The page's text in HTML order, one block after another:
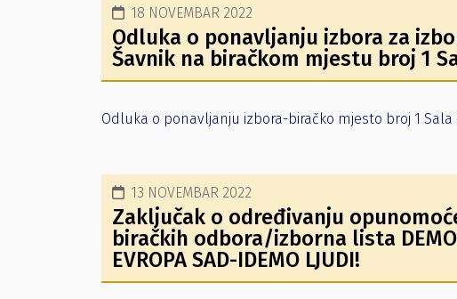
18 NOVEMBAR 2022
Odluka o ponavljanju izbora za
Šavnik na biračkom mjestu broj 1
Odluka o ponavljanju izbora-biračko mjesto broj 1 Sala
13 NOVEMBAR 2022
Zaključak o određivanju
biračkih odbora/izborna lista
EVROPA SAD-IDEMO LJUDI!